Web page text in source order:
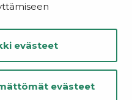
evästeet
evästeet
2022